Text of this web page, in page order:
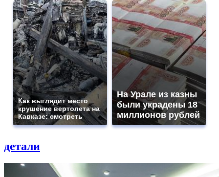
Как выглядит место
крушение вертолета на
Кавказе: смотреть
На Урале из казны
были украдены 18
миллионов рублей
детали